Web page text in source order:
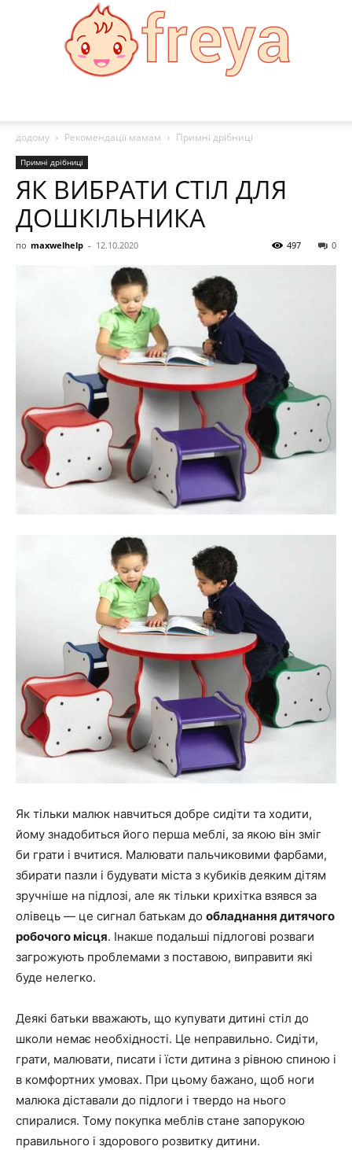
додому
Рекомендації мамам Примні дрібниці
Примні дрібниці
ЯК ВИБРАТИ СТІЛ ДЛЯ
ДОШКІЛЬНИКА
по maxwelhelp - 12.10.2020 0
497
Як тільки малюк навчиться добре сидіти та ходити,
йому знадобиться його перша меблі, за якою він зміг
би грати і вчитися. Малювати пальчиковими фарбами,
збирати пазли і будувати міста з кубиків деяким дітям
зручніше на підлозі, але як тільки крихітка взявся за
олівець — це сигнал батькам до обладнання дитячого
робочого місця. Інакше подальші підлогові розваги
загрожують проблемами з поставою, виправити які
буде нелегко.
Деякі батьки вважають, що купувати дитині стіл до
школи немає необхідності. Це неправильно. Сидіти,
грати, малювати, писати і їсти дитина з рівною спиною і
в комфортних умовах. При цьому бажано, щоб ноги
малюка діставали до підлоги і твердо на нього
спиралися. Тому покупка меблів стане запорукою
правильного і здорового розвитку дитини.